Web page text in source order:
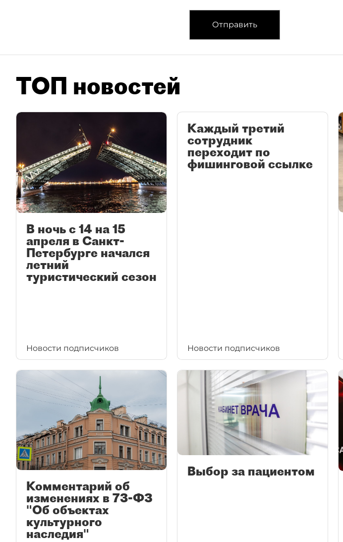
Отправить
ТОП новостей
В ночь с 14 на 15
апреля в Санкт-
Петербурге начался
летний
туристический сезон
Новости подписчиков
Каждый третий
сотрудник
переходит по
фишинговой ссылке
Новости подписчиков
Комментарий об
изменениях в 73-ФЗ
"Об объектах
культурного
наследия"
Выбор за пациентом